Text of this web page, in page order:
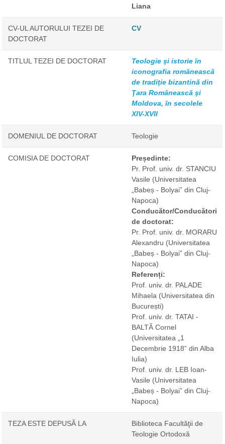
Liana
CV-UL AUTORULUI TEZEI DE
DOCTORAT
CV
TITLUL TEZEI DE DOCTORAT
Teologie şi istorie în
iconografia românească
de tradiţie bizantină din
Ţara Românească şi
Moldova, în secolele
XIV-XVII
DOMENIUL DE DOCTORAT Teologie
COMISIA DE DOCTORAT
Președinte:
Pr. Prof. univ. dr. STANCIU
Vasile (Universitatea
„Babeș - Bolyai” din Cluj-
Napoca)
Conducător/Conducători
de doctorat:
Pr. Prof. univ. dr. MORARU
Alexandru (Universitatea
„Babeș - Bolyai” din Cluj-
Napoca)
Referenți:
Prof. univ. dr. PALADE
Mihaela (Universitatea din
București)
Prof. univ. dr. TATAI -
BALTĂ Cornel
(Universitatea „1
Decembrie 1918” din Alba
Iulia)
Prof. univ. dr. LEB Ioan-
Vasile (Universitatea
„Babeș - Bolyai” din Cluj-
Napoca)
TEZA ESTE DEPUSĂ LA
Biblioteca Facultăţii de
Teologie Ortodoxă